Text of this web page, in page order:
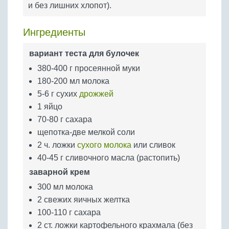
Бобовые
Крупы
и без лишних хлопот).
Ингредиенты
вариант теста для булочек
380-400 г просеянной муки
180-200 мл молока
5-6 г сухих дрожжей
1 яйцо
70-80 г сахара
щепотка-две мелкой соли
2 ч. ложки сухого молока или сливок
40-45 г сливочного масла (растопить)
заварной крем
300 мл молока
2 свежих яичных желтка
100-110 г сахара
2 ст. ложки картофельного крахмала (без